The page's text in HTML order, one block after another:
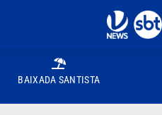
BAIXADA SANTISTA